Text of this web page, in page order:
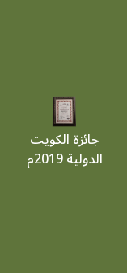
جائزة الكويت
الدولية 2019م